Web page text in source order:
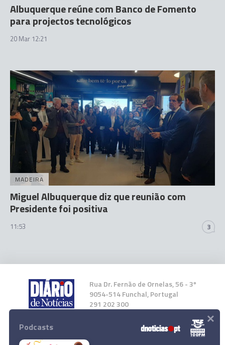
Albuquerque reúne com Banco de Fomento
para projectos tecnológicos
20 Mar 12:21
MADEIRA
Miguel Albuquerque diz que reunião com
Presidente foi positiva
11:53 3
Rua Dr. Fernão de Ornelas, 56 - 3º
9054-514 Funchal, Portugal
291 202 300
Instale a nossa App
Podcasts ×